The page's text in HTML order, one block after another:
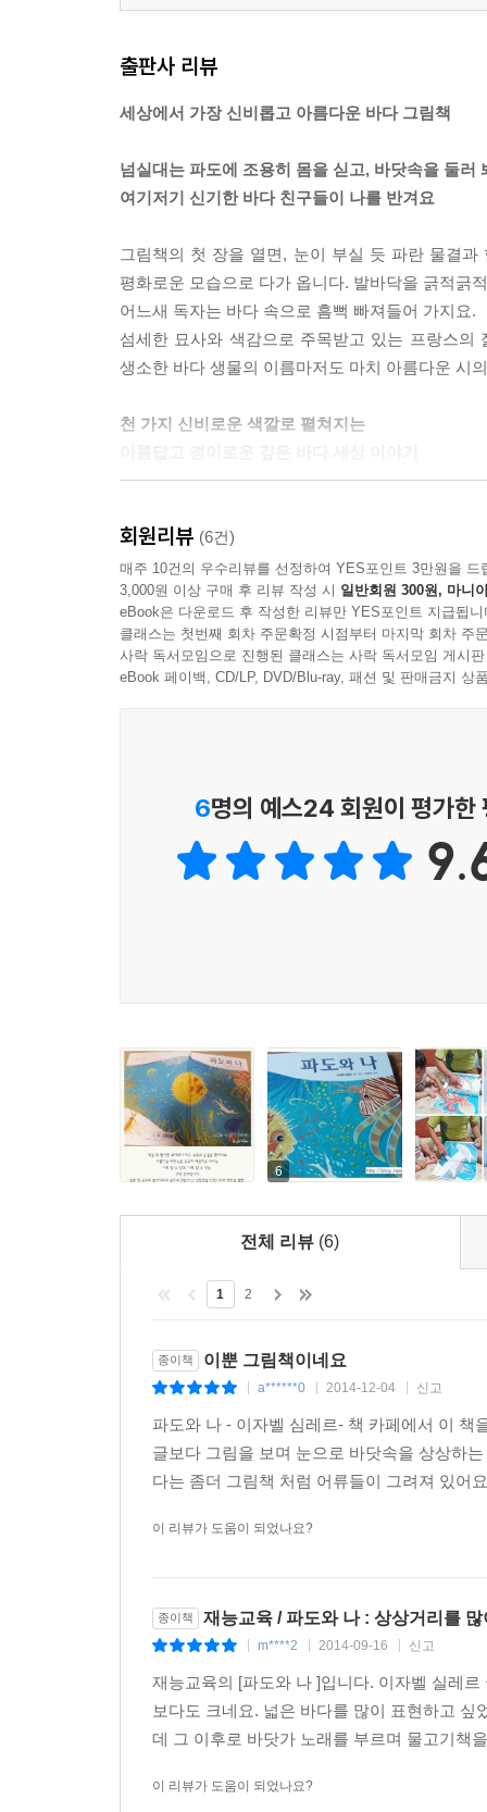
출판사 리뷰
세상에서 가장 신비롭고 아름다운 바다 그림책
넘실대는 파도에 조용히 몸을 싣고, 바닷속을 둘러
여기저기 신기한 바다 친구들이 나를 반겨요
그림책의 첫 장을 열면, 눈이 부실 듯 파란 물결
평화로운 모습으로 다가 옵니다. 발바닥을 긁적긁
어느새 독자는 바다 속으로 흠뻑 빠져들어 가지요.
섬세한 묘사와 색감으로 주목받고 있는 프랑스
생소한 바다 생물의 이름마저도 마치 아름다운 시
천 가지 신비로운 색깔로 펼쳐지는
바다와 해양 생물들을 이처럼 아름답게 그려낸
색깔에서부터 바다의 신비로움을 그대로 풀어냅
원색들을 과감히 사용하였는데, 그 조화가 너무나
느낄 수 있습니다.
작은 비늘 하나까지도 놓치지 않는 작가의 세밀
그야말로 특별한 자연 그림책입니다.
책장을 넘기다 보면 마치 숨은 그림 찾기처럼 물
그런데 이 책에 등장하는 사람은 전체 이야기를
자신의 몸을 내 맡긴 채 바다 생물들의 움직임,
보다 친숙하게 다가갑니다. 설령 그동안 바다 생
눈을 감으면 그 곳이 바로 바다!
아이들의 상상력은 언제나 어른들의 예상을 초
잠자리를 평화로운 깊은 바다로 만들어 버리고
풍부한 상상력을 한껏 키울 수 있습니다.
회원리뷰 (6건)
매주 10건의 우수리뷰를 선정하여 YES포인트 3만원을 드
3,000원 이상 구매 후 리뷰 작성 시 일반회원 300원, 마니
eBook은 다운로드 후 작성한 리뷰만 YES포인트 지급됩니
클래스는 첫번째 회차 주문확정 시점부터 마지막 회차 주
사락 독서모임으로 진행된 클래스는 사락 독서모임 게시
eBook 페이백, CD/LP, DVD/Blu-ray, 패션 및 판매금지 상
6명의 예스24 회원이 평가한
6
전체 리뷰 (6)
1 2
종이책 이뿐 그림책이네요
a******0 2014-12-04 신고
파도와 나 - 이자벨 심레르- 책 카페에서 이 책
글보다 그림을 보며 눈으로 바닷속을 상상하
다는 좀더 그림책 처럼 어류들이 그려져 있어
이 리뷰가 도움이 되었나요?
종이책 재능교육 / 파도와 나 : 상상거리를
m****2 2014-09-16 신고
재능교육의 [파도와 나 ]입니다. 이자벨 실레
보다도 크네요. 넓은 바다를 많이 표현하고
데 그 이후로 바닷가 노래를 부르며 물고기책
이 리뷰가 도움이 되었나요?